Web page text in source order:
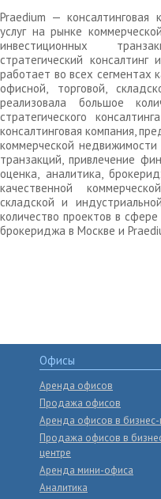
Praedium — консалтинговая
услуг на рынке
инвестиционных
стратегический
работает во всех сегментах
офисной, торговой,
реализовала большое
стратегического
консалтинговая компания,
коммерческой недвижимости
транзакций, привлечение
оценка, аналитика,
качественной
складской и
количество проектов в сфере
брокериджа в Москве и
Офисы
Аренда офисов
Продажа офисов
Аренда офисов в бизнес-
Продажа офисов в
центре
Аренда мини-офиса
Аналитика